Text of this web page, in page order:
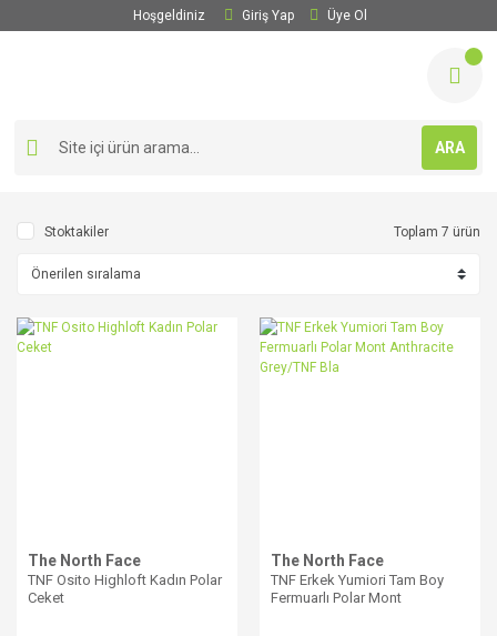
Hoşgeldiniz Giriş Yap Üye Ol
ARA
Stoktakiler Toplam 7 ürün
The North Face
TNF Osito Highloft Kadın Polar
Ceket
The North Face
TNF Erkek Yumiori Tam Boy
Fermuarlı Polar Mont